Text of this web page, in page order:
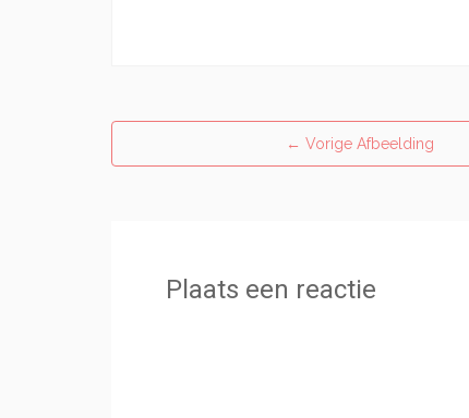
← Vorige Afbeelding
Plaats een reactie